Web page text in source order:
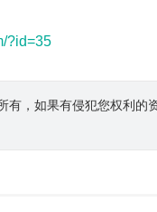
?id=35
，如果有侵犯您权利的